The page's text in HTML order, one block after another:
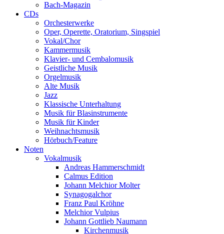
Bach-Magazin
CDs
Orchesterwerke
Oper, Operette, Oratorium, Singspiel
Vokal/Chor
Kammermusik
Klavier- und Cembalomusik
Geistliche Musik
Orgelmusik
Alte Musik
Jazz
Klassische Unterhaltung
Musik für Blasinstrumente
Musik für Kinder
Weihnachtsmusik
Hörbuch/Feature
Noten
Vokalmusik
Andreas Hammerschmidt
Calmus Edition
Johann Melchior Molter
Synagogalchor
Franz Paul Kröhne
Melchior Vulpius
Johann Gottlieb Naumann
Kirchenmusik